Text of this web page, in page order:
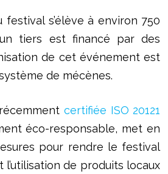
s’élève à environ 750
tiers est financé par des
de cet événement est
de mécènes.
certifiée ISO 20121
éco-responsable, met en
pour rendre le festival
l’utilisation de produits locaux